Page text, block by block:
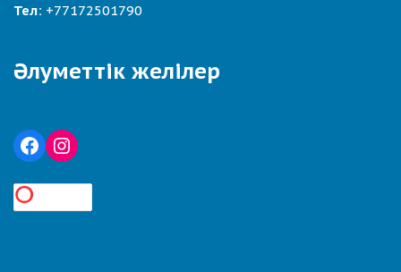
Тел: +77172501790
Әлуметтік желілер